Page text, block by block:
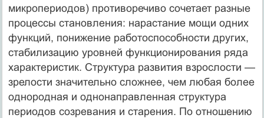
микропериодов) противоречиво сочетает разные
процессы становления: нарастание мощи одних
функций, понижение работоспособности других,
стабилизацию уровней функционирования ряда
характеристик. Структура развития взрослости —
зрелости значительно сложнее, чем любая более
однородная и однонаправленная структура
периодов созревания и старения. По отношению